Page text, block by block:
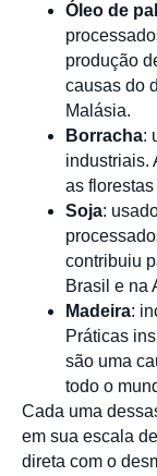
Óleo de
produção
causas do
Malásia.
Borracha:
industriais.
as
Soja:
contribuiu
Brasil e na
Madeira:
Práticas
são uma
todo o
Cada uma
em sua escala
direta com o